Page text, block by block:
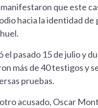
que este
hacia la identidad de
el pasado 15 de julio y
más de 40 testigos y
pruebas.
acusado, Oscar